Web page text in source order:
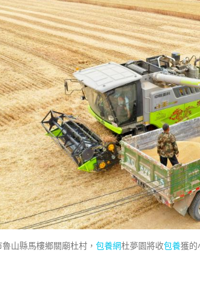
山縣馬樓鄉關廟杜村， 包養網杜夢園將收包養獲的